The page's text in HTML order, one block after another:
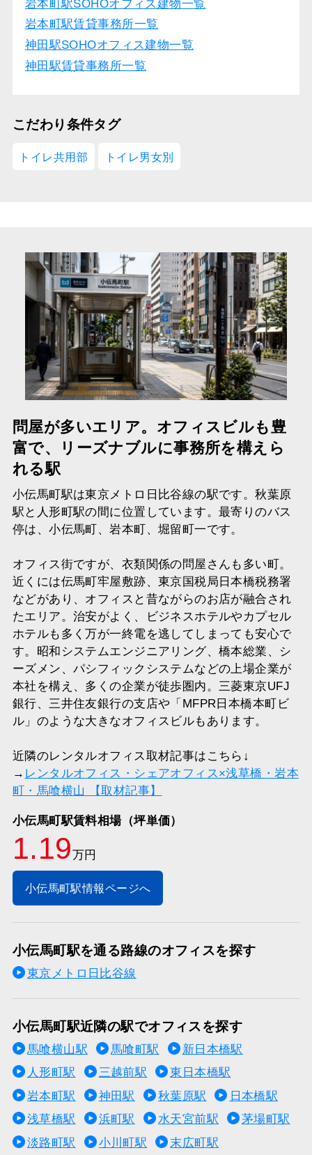
岩本町駅SOHOオフィス建物一覧
岩本町駅賃貸事務所一覧
神田駅SOHOオフィス建物一覧
神田駅賃貸事務所一覧
こだわり条件タグ
トイレ共用部 トイレ男女別
問屋が多いエリア。オフィスビルも豊
富で、リーズナブルに事務所を構えら
れる駅
小伝馬町駅は東京メトロ日比谷線の駅です。秋葉原
駅と人形町駅の間に位置しています。最寄りのバス
停は、小伝馬町、岩本町、堀留町一です。
オフィス街ですが、衣類関係の問屋さんも多い町。
近くには伝馬町牢屋敷跡、東京国税局日本橋税務署
などがあり、オフィスと昔ながらのお店が融合され
たエリア。治安がよく、ビジネスホテルやカプセル
ホテルも多く万が一終電を逃してしまっても安心で
す。昭和システムエンジニアリング、橋本総業、シ
ーズメン、パシフィックシステムなどの上場企業が
本社を構え、多くの企業が徒歩圏内。三菱東京UFJ
銀行、三井住友銀行の支店や「MFPR日本橋本町ビ
ル」のような大きなオフィスビルもあります。
近隣のレンタルオフィス取材記事はこちら↓
→ レンタルオフィス・シェアオフィス×浅草橋・岩本
町・馬喰横山 【取材記事】
小伝馬町駅賃料相場（坪単価）
1.19万円
小伝馬町駅情報ページへ
小伝馬町駅を通る路線のオフィスを探す
東京メトロ日比谷線
小伝馬町駅近隣の駅でオフィスを探す
馬喰横山駅 馬喰町駅
新日本橋駅
人形町駅
三越前駅
東日本橋駅
岩本町駅
神田駅 秋葉原駅
日本橋駅
浅草橋駅
浜町駅 水天宮前駅
茅場町駅
淡路町駅
小川町駅
末広町駅